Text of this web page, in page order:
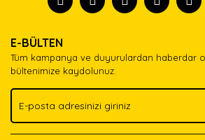
Ürün açıklamasında eksik bilgiler
Ürün bilgilerinde hatalar bulunuyor.
Ürün fiyatı diğer sitelerden daha pahalı.
Bu ürüne benzer farklı alternatifler olmalı.
E-BÜLTEN
Tüm kampanya ve duyurulardan haberdar
bültenimize kaydolunuz.